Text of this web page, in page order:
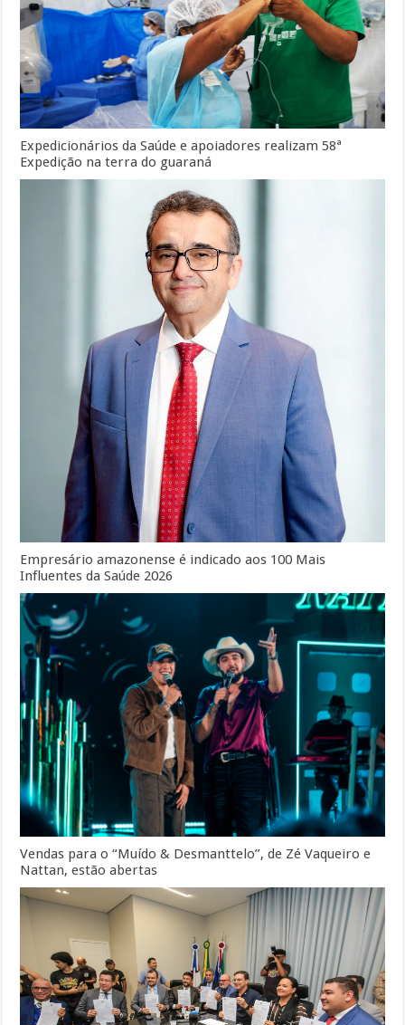
Expedicionários da Saúde e apoiadores realizam 58ª
Expedição na terra do guaraná
Empresário amazonense é indicado aos 100 Mais
Influentes da Saúde 2026
Vendas para o “Muído & Desmanttelo”, de Zé Vaqueiro e
Nattan, estão abertas